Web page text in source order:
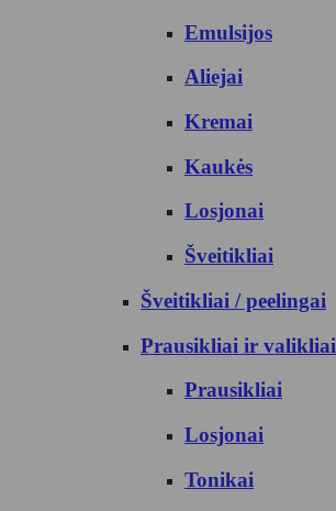
Emulsijos
Aliejai
Kremai
Kaukės
Losjonai
Šveitikliai
Šveitikliai / peelingai
Prausikliai ir valikliai
Prausikliai
Losjonai
Tonikai